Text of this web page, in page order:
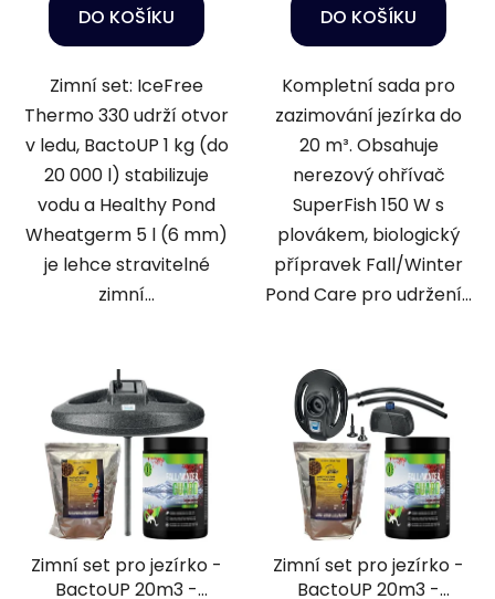
DO KOŠÍKU
Zimní set: IceFree
Thermo 330 udrží otvor
v ledu, BactoUP 1 kg (do
20 000 l) stabilizuje
vodu a Healthy Pond
Wheatgerm 5 l (6 mm)
je lehce stravitelné
zimní...
DO KOŠÍKU
Kompletní sada pro
zazimování jezírka do
20 m³. Obsahuje
nerezový ohřívač
SuperFish 150 W s
plovákem, biologický
přípravek Fall/Winter
Pond Care pro udržení...
Zimní set pro jezírko -
BactoUP 20m3 -
Zimní set pro jezírko -
BactoUP 20m3 -